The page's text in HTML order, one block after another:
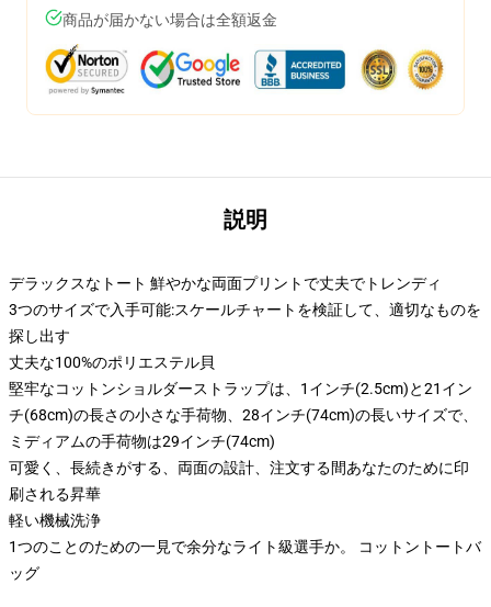
商品が届かない場合は全額返金
説明
デラックスなトート 鮮やかな両面プリントで丈夫でトレンディ
3つのサイズで入手可能:スケールチャートを検証して、適切なものを
探し出す
丈夫な100%のポリエステル貝
堅牢なコットンショルダーストラップは、1インチ(2.5cm)と21イン
チ(68cm)の長さの小さな手荷物、28インチ(74cm)の長いサイズで、
ミディアムの手荷物は29インチ(74cm)
可愛く、長続きがする、両面の設計、注文する間あなたのために印
刷される昇華
軽い機械洗浄
1つのことのための一見で余分なライト級選手か。 コットントートバ
ッグ